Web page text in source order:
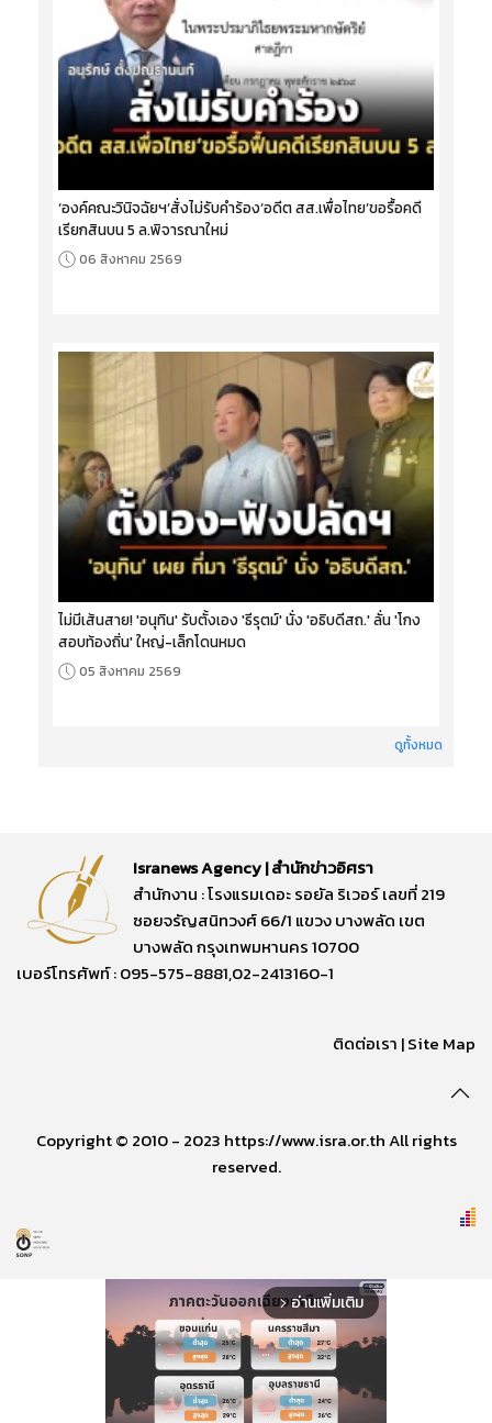
‘องค์คณะวินิจฉัยฯ’สั่งไม่รับคำร้อง‘อดีต สส.เพื่อไทย’ขอรื้อคดี
เรียกสินบน 5 ล.พิจารณาใหม่
06 สิงหาคม 2569
ไม่มีเส้นสาย! 'อนุทิน' รับตั้งเอง 'ธีรุตม์' นั่ง 'อธิบดีสถ.' ลั่น 'โกง
สอบท้องถิ่น' ใหญ่-เล็กโดนหมด
05 สิงหาคม 2569
ดูทั้งหมด
Isranews Agency | สำนักข่าวอิศรา
สำนักงาน : โรงแรมเดอะ รอยัล ริเวอร์ เลขที่ 219
ซอยจรัญสนิทวงศ์ 66/1 แขวง บางพลัด เขต
บางพลัด กรุงเทพมหานคร 10700
เบอร์โทรศัพท์ : 095-575-8881,02-2413160-1
ติดต่อเรา |Site Map
Copyright © 2010 - 2023 https://www.isra.or.th All rights
reserved.
arrow_forward_ios อ่านเพิ่มเติม